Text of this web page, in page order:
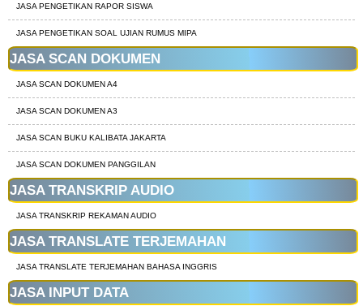
JASA PENGETIKAN RAPOR SISWA
JASA PENGETIKAN SOAL UJIAN RUMUS MIPA
JASA SCAN DOKUMEN
JASA SCAN DOKUMEN A4
JASA SCAN DOKUMEN A3
JASA SCAN BUKU KALIBATA JAKARTA
JASA SCAN DOKUMEN PANGGILAN
JASA TRANSKRIP AUDIO
JASA TRANSKRIP REKAMAN AUDIO
JASA TRANSLATE TERJEMAHAN
JASA TRANSLATE TERJEMAHAN BAHASA INGGRIS
JASA INPUT DATA